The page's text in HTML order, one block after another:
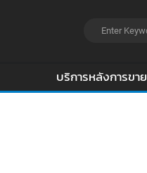
บริการหลังการขาย